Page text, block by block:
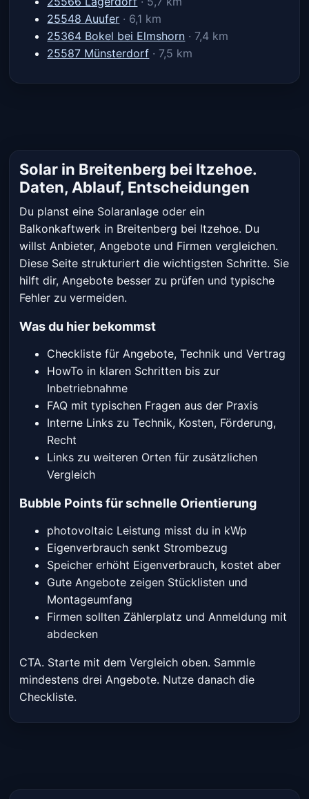
25548 Auufer · 6,1 km
25364 Bokel bei Elmshorn · 7,4 km
25587 Münsterdorf · 7,5 km
Solar in Breitenberg bei Itzehoe.
Daten, Ablauf, Entscheidungen
Du planst eine Solaranlage oder ein
Balkonkaftwerk in Breitenberg bei Itzehoe. Du
willst Anbieter, Angebote und Firmen vergleichen.
Diese Seite strukturiert die wichtigsten Schritte. Sie
hilft dir, Angebote besser zu prüfen und typische
Fehler zu vermeiden.
Was du hier bekommst
Checkliste für Angebote, Technik und Vertrag
HowTo in klaren Schritten bis zur
Inbetriebnahme
FAQ mit typischen Fragen aus der Praxis
Interne Links zu Technik, Kosten, Förderung,
Recht
Links zu weiteren Orten für zusätzlichen
Vergleich
Bubble Points für schnelle Orientierung
photovoltaic Leistung misst du in kWp
Eigenverbrauch senkt Strombezug
Speicher erhöht Eigenverbrauch, kostet aber
Gute Angebote zeigen Stücklisten und
Montageumfang
Firmen sollten Zählerplatz und Anmeldung mit
abdecken
CTA. Starte mit dem Vergleich oben. Sammle
mindestens drei Angebote. Nutze danach die
Checkliste.